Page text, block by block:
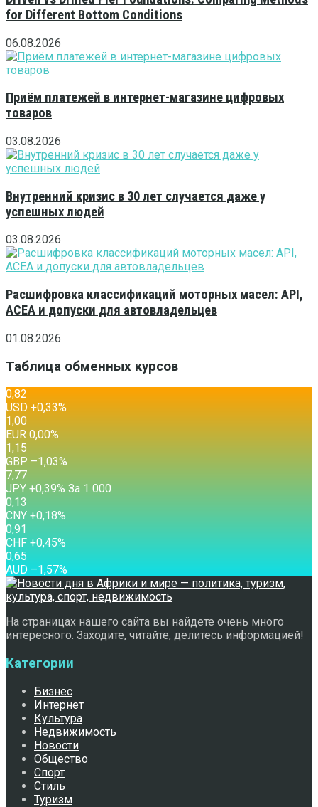
for Different Bottom Conditions
06.08.2026
Приём платежей в интернет-магазине цифровых
товаров
03.08.2026
Внутренний кризис в 30 лет случается даже у
успешных людей
03.08.2026
Расшифровка классификаций моторных масел: API,
ACEA и допуски для автовладельцев
01.08.2026
Таблица обменных курсов
0,82
USD +0,33%
1,00
EUR 0,00%
1,15
GBP –1,03%
7,77
JPY +0,39% За 1 000
0,13
CNY +0,18%
0,91
CHF +0,45%
0,65
AUD –1,57%
На страницах нашего сайта вы найдете очень много
интересного. Заходите, читайте, делитесь информацией!
Категории
Бизнес
Интернет
Культура
Недвижимость
Новости
Общество
Спорт
Стиль
Туризм